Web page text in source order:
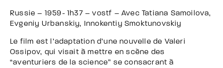
Russie – 1959- 1h37 – vostf – Avec Tatiana Samoilova,
Evgeniy Urbanskiy, Innokentiy Smoktunovskiy
Le film est l’adaptation d’une nouvelle de Valeri
Ossipov, qui visait à mettre en scène des
“aventuriers de la science” se consacrant à